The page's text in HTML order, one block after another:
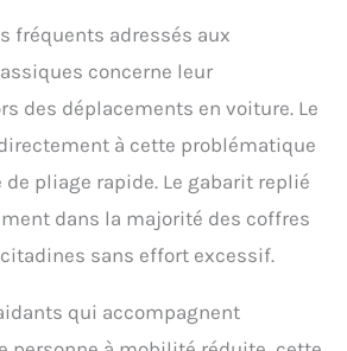
fréquents adressés aux
concerne leur
des déplacements en voiture. Le
à cette problématique
pliage rapide. Le gabarit replié
dans la majorité des coffres
sans effort excessif.
qui accompagnent